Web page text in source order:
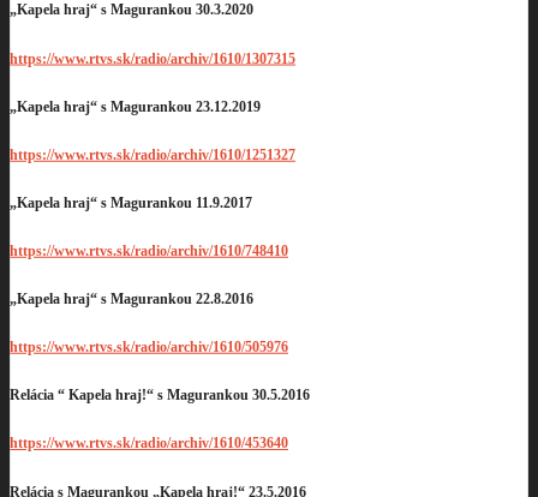
„Kapela hraj“ s Magurankou 30.3.2020
https://www.rtvs.sk/radio/archiv/1610/1307315
„Kapela hraj“ s Magurankou 23.12.2019
https://www.rtvs.sk/radio/archiv/1610/1251327
„Kapela hraj“ s Magurankou 11.9.2017
https://www.rtvs.sk/radio/archiv/1610/748410
„Kapela hraj“ s Magurankou 22.8.2016
https://www.rtvs.sk/radio/archiv/1610/505976
Relácia “ Kapela hraj!“ s Magurankou 30.5.2016
https://www.rtvs.sk/radio/archiv/1610/453640
Relácia s Magurankou „Kapela hraj!“ 23.5.2016